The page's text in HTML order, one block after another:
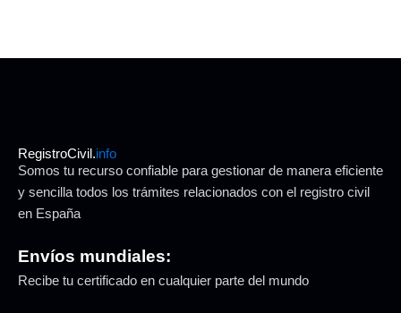
RegistroCivil.info
Somos tu recurso confiable para gestionar de manera eficiente
y sencilla todos los trámites relacionados con el registro civil
en España
Envíos mundiales:
Recibe tu certificado en cualquier parte del mundo